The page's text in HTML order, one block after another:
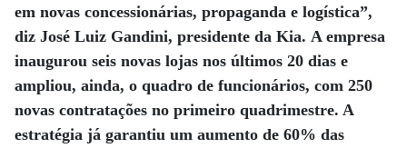
em novas concessionárias, propaganda e logística”,
diz José Luiz Gandini, presidente da Kia. A empresa
inaugurou seis novas lojas nos últimos 20 dias e
ampliou, ainda, o quadro de funcionários, com 250
novas contratações no primeiro quadrimestre. A
estratégia já garantiu um aumento de 60% das